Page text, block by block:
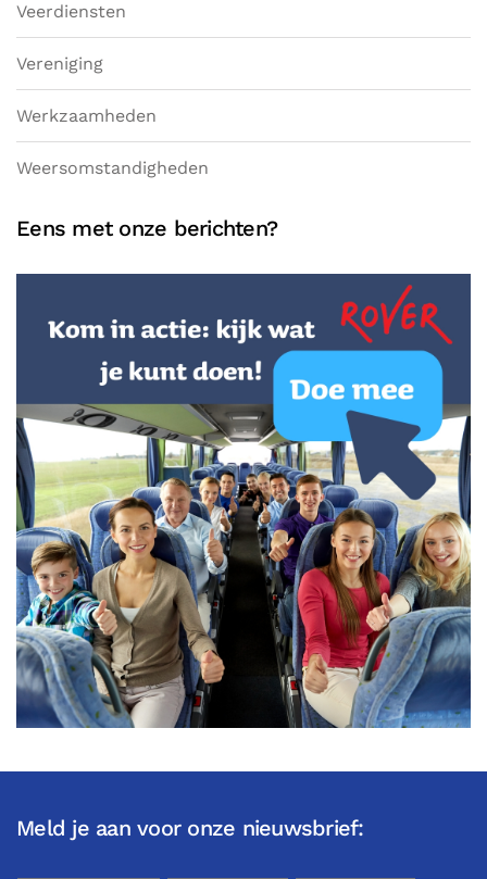
Veerdiensten
Vereniging
Werkzaamheden
Weersomstandigheden
Eens met onze berichten?
Meld je aan voor onze nieuwsbrief: